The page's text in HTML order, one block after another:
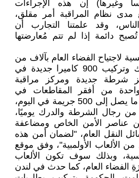
وغيرها) إن هذه الإجراءات
مدى نظام المراقبة أمر مقلق،
وقد علمتنا التجارب أن
تُصبح دائمة إذا لم تتم مُعارضتها
لاجتياح الفضاء العام بآلاف من
رجال الشرطة والدرك وتركيب 900 كاميرا جديدة في
شرطة جديدة ومركز مراقبة
من أفقر المقاطعات في
فرنسا) يمكنه تسجيل ما يصل إلى 500 جريمة في اليوم،
30 ألف من رجال الشرطة والدرك يوميًا،
15 ألف من عناصر الأمن الخاص ومضاعفة
النقل العام، "لضمان أمن هذه
من الألعاب الأولمبية"، وفق موقع
وبذلك سوف تكون الألعاب
الفضاء العام، كما حدث في لندن